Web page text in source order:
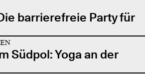
barrierefreie Party für
Südpol: Yoga an der